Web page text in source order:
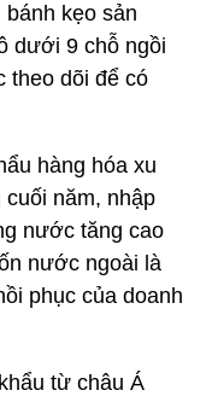
bánh kẹo sản
dưới 9 chỗ ngồi
theo dõi để có
hàng hóa xu
năm, nhập
nước tăng cao
nước ngoài là
phục của doanh
từ châu Á